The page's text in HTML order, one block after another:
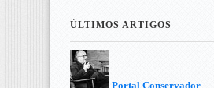
ÚLTIMOS ARTIGOS
Portal Conservador